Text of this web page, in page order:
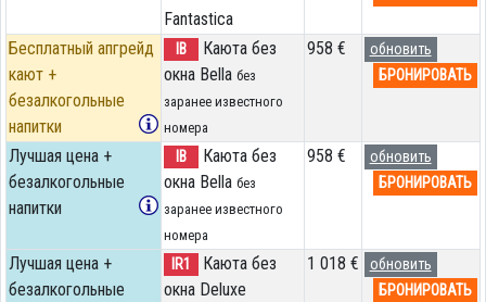
Fantastica
Бесплатный апгрейд
кают +
безалкогольные
напитки
IB
Каюта без
окна Bella без
заранее известного
номера
958 €
обновить
БРОНИРОВАТЬ
Лучшая цена +
безалкогольные
напитки
IB
Каюта без
окна Bella без
заранее известного
номера
958 €
обновить
БРОНИРОВАТЬ
Лучшая цена +
безалкогольные
IR1
Каюта без
окна Deluxe
1 018 €
обновить
БРОНИРОВАТЬ